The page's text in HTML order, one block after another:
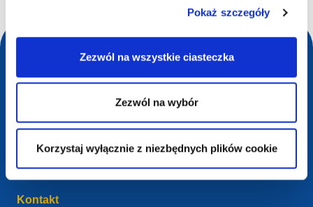
Pokaż szczegóły
Zezwól na wszystkie ciasteczka
Zezwól na wybór
Korzystaj wyłącznie z niezbędnych plików cookie
Kontakt